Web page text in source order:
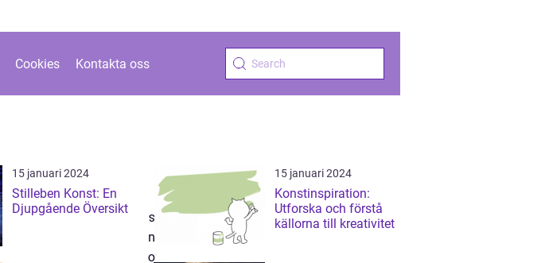
Cookies Kontakta oss
15 januari 2024
Stilleben Konst: En
Djupgående Översikt
15 januari 2024
Konstinspiration:
Utforska och förstå
källorna till kreativitet